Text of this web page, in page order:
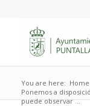
You are here: Home
Ponemos a
puede observar ...